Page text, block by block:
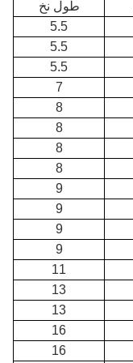
طول نخ
5.5
5.5
5.5
7
8
8
8
8
9
9
9
9
11
13
13
16
16